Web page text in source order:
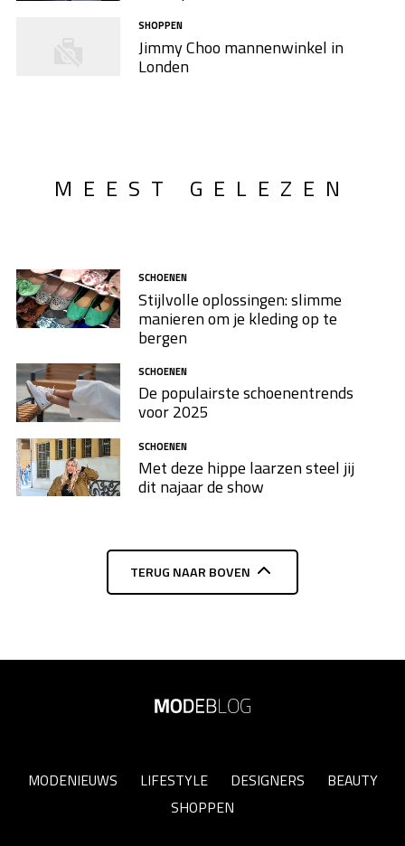
SHOPPEN
Jimmy Choo mannenwinkel in
Londen
MEEST GELEZEN
SCHOENEN
Stijlvolle oplossingen: slimme
manieren om je kleding op te
bergen
SCHOENEN
De populairste schoenentrends
voor 2025
SCHOENEN
Met deze hippe laarzen steel jij
dit najaar de show
TERUG NAAR BOVEN
MODENIEUWS LIFESTYLE DESIGNERS
BEAUTY
SHOPPEN